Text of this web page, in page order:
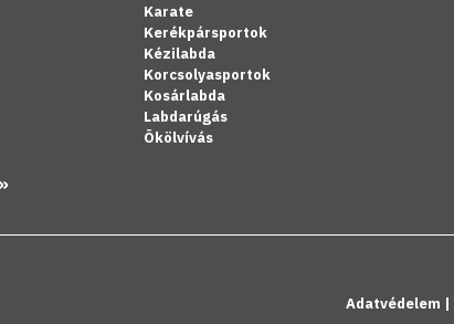
Karate
Kerékpársportok
Kézilabda
Korcsolyasportok
Kosárlabda
Labdarúgás
Ökölvívás
Adatvédelem |